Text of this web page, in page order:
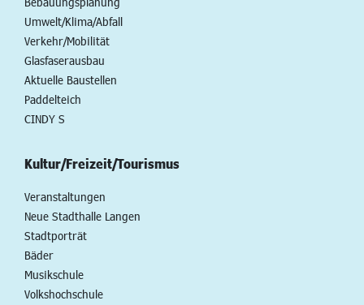
Umwelt/Klima/Abfall
Verkehr/Mobilität
Glasfaserausbau
Aktuelle Baustellen
Paddelteich
CINDY S
Kultur/Freizeit/Tourismus
Veranstaltungen
Neue Stadthalle Langen
Stadtporträt
Bäder
Musikschule
Volkshochschule